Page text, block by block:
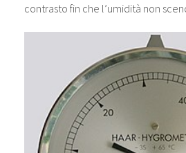
contrasto fin che l’umidità non